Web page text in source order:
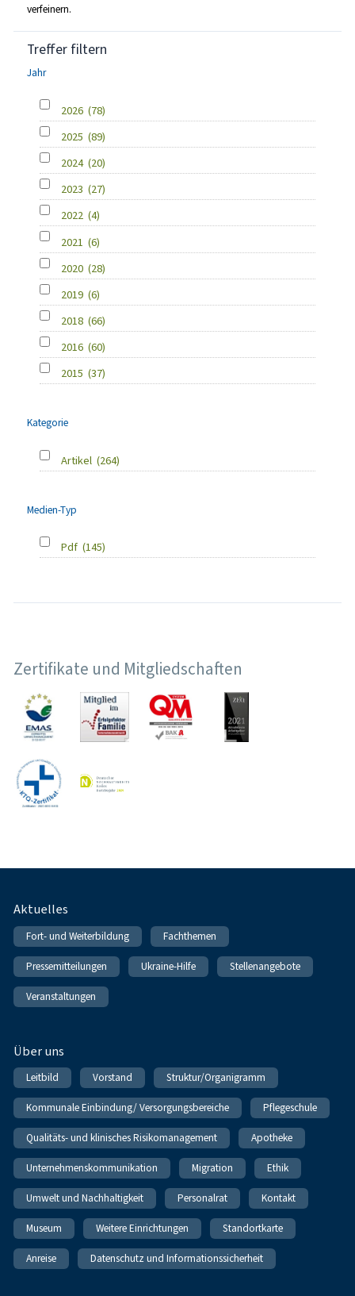
verfeinern.
Treffer filtern
Jahr
2026 (78)
2025 (89)
2024 (20)
2023 (27)
2022 (4)
2021 (6)
2020 (28)
2019 (6)
2018 (66)
2016 (60)
2015 (37)
Kategorie
Artikel (264)
Medien-Typ
Pdf (145)
Zertifikate und Mitgliedschaften
Fußnavigation
Aktuelles
Fort- und Weiterbildung Fachthemen
Pressemitteilungen Ukraine-Hilfe Stellenangebote
Veranstaltungen
Über uns
Leitbild Vorstand Struktur/Organigramm
Kommunale Einbindung/ Versorgungsbereiche Pflegeschule
Qualitäts- und klinisches Risikomanagement Apotheke
Unternehmenskommunikation Migration Ethik
Umwelt und Nachhaltigkeit Personalrat Kontakt
Museum Weitere Einrichtungen Standortkarte
Anreise Datenschutz und Informationssicherheit